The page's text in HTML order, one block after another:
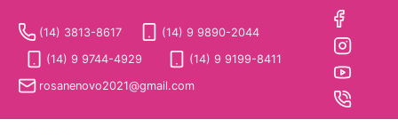
(14) 3813-8617 (14) 9 9890-2044
(14) 9 9744-4929 (14) 9 9199-8411
rosanenovo2021@gmail.com